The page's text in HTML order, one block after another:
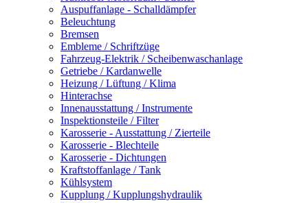
Auspuffanlage - Schalldämpfer
Beleuchtung
Bremsen
Embleme / Schriftzüge
Fahrzeug-Elektrik / Scheibenwaschanlage
Getriebe / Kardanwelle
Heizung / Lüftung / Klima
Hinterachse
Innenausstattung / Instrumente
Inspektionsteile / Filter
Karosserie - Ausstattung / Zierteile
Karosserie - Blechteile
Karosserie - Dichtungen
Kraftstoffanlage / Tank
Kühlsystem
Kupplung / Kupplungshydraulik